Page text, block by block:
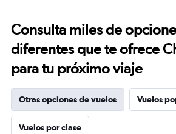
Consulta miles de
diferentes que te ofrece
para tu próximo viaje
Otras opciones de vuelos Vuelos
Vuelos por clase